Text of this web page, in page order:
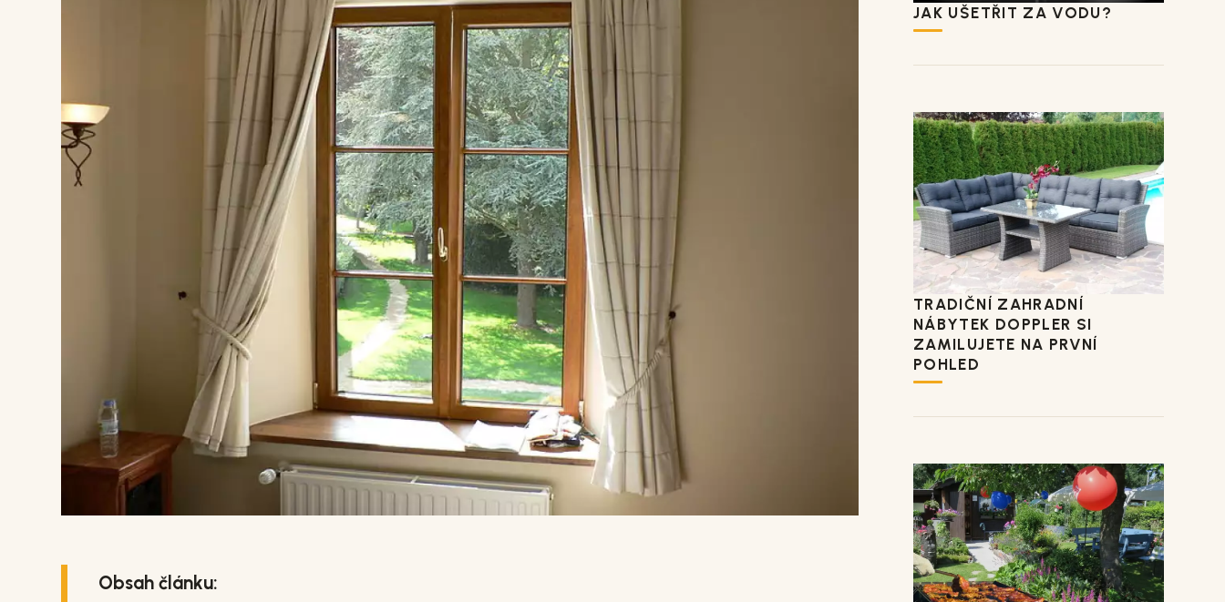
Obsah článku:
JAK UŠETŘIT ZA VODU?
TRADIČNÍ ZAHRADNÍ
NÁBYTEK DOPPLER SI
ZAMILUJETE NA PRVNÍ
POHLED